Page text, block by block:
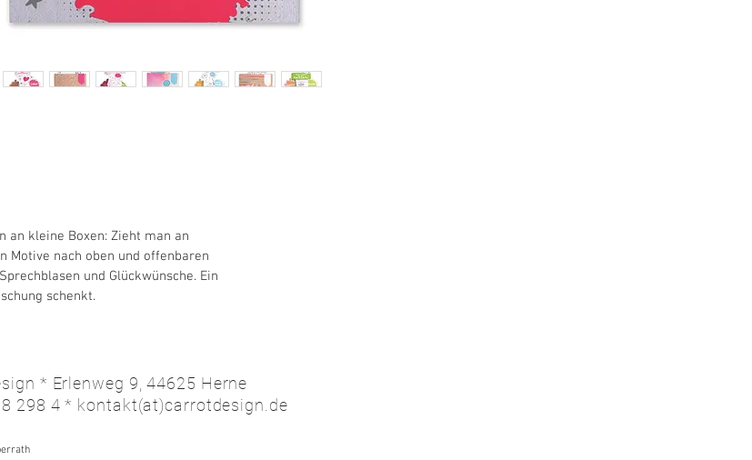
an kleine Boxen: Zieht man an
Motive nach oben und offenbaren
und Glückwünsche. Ein
schenkt.
* Erlenweg 9, 44625 Herne
298 4 * kontakt(at)carrotdesign.de